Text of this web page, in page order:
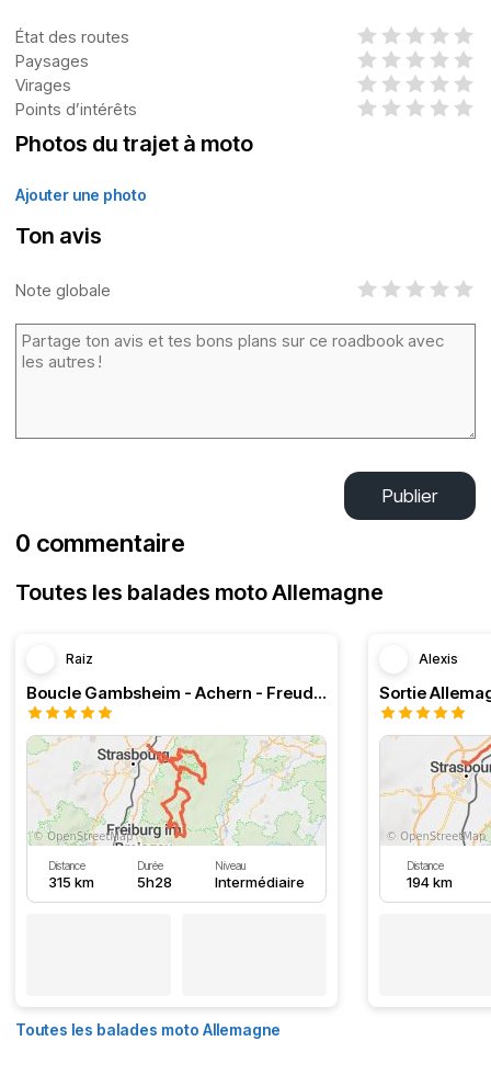
État des routes
Paysages
Virages
Points d’intérêts
Photos du trajet à moto
Ajouter une photo
Ton avis
Note globale
Publier
0 commentaire
Toutes les balades moto Allemagne
Raiz
Boucle Gambsheim - Achern - Freudenstadt - Triberg
Distance
315 km
Durée
5h28
Niveau
Intermédiaire
Alexis
Sortie
Distance
194 km
Toutes les balades moto Allemagne